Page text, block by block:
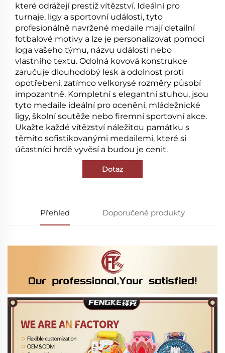
které odrážejí prestiž vítězství. Ideální pro
turnaje, ligy a sportovní události, tyto
profesionálně navržené medaile mají detailní
fotbalové motivy a lze je personalizovat pomocí
loga vašeho týmu, názvu události nebo
vlastního textu. Odolná kovová konstrukce
zaručuje dlouhodobý lesk a odolnost proti
opotřebení, zatímco velkorysé rozměry působí
impozantně. Kompletní s elegantní stuhou, jsou
tyto medaile ideální pro ocenění, mládežnické
ligy, školní soutěže nebo firemní sportovní akce.
Ukažte každé vítězství náležitou památku s
těmito sofistikovanými medailemi, které si
účastníci hrdě vyvěsí a budou je cenit.
Dotaz
Přehled Doporučené produkty